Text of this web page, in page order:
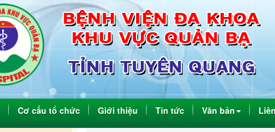
(current)
Cơ cấu tổ chức Giới thiệu Tin tức Văn bản